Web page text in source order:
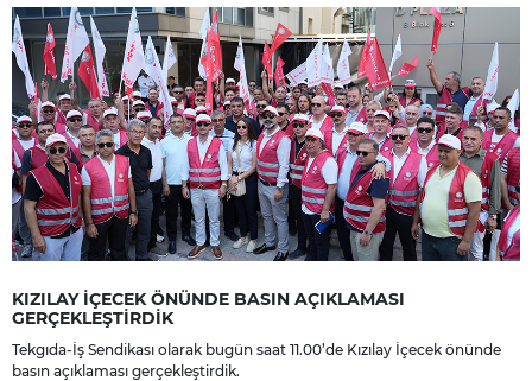
KIZILAY İÇECEK ÖNÜNDE BASIN AÇIKLAMASI
GERÇEKLEŞTİRDİK
Tekgıda-İş Sendikası olarak bugün saat 11.00’de Kızılay İçecek önünde
basın açıklaması gerçekleştirdik.